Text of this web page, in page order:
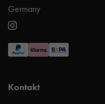
Germany
Kontakt